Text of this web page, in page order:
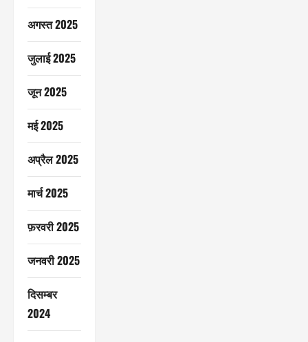
अगस्त 2025
जुलाई 2025
जून 2025
मई 2025
अप्रैल 2025
मार्च 2025
फ़रवरी 2025
जनवरी 2025
दिसम्बर
2024